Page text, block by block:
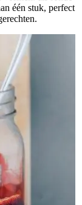
één stuk, perfect